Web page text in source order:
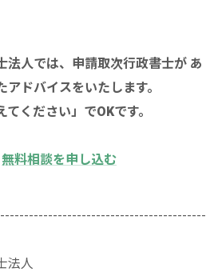
法人では、申請取次行政書士が あ
ドバイスをいたします。
てください」でOKです。
無料相談を申し込む
法人